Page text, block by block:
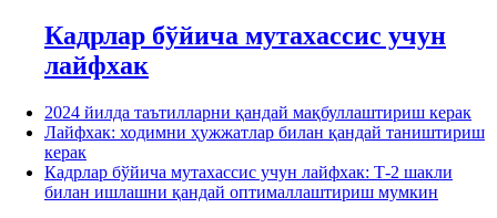
Кадрлар бўйича мутахассис учун
лайфхак
2024 йилда таътилларни қандай мақбуллаштириш керак
Лайфхак: ходимни ҳужжатлар билан қандай таништириш
керак
Кадрлар бўйича мутахассис учун лайфхак: Т-2 шакли
билан ишлашни қандай оптималлаштириш мумкин